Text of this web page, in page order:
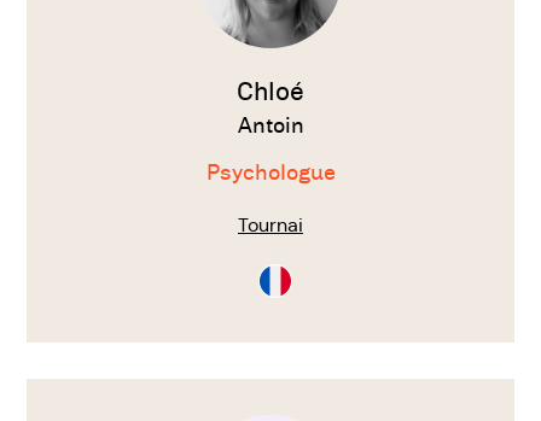
Chloé
Antoin
Psychologue
Tournai
Consultation
en
Voir